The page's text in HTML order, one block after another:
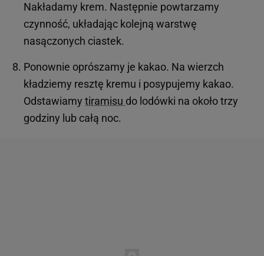
Nakładamy krem. Następnie powtarzamy
czynność, układając kolejną warstwę
nasączonych ciastek.
Ponownie oprószamy je kakao. Na wierzch
kładziemy resztę kremu i posypujemy kakao.
Odstawiamy tiramisu do lodówki na około trzy
godziny lub całą noc.